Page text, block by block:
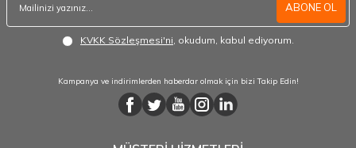
ABONE OL
KVKK Sözleşmesi'ni , okudum, kabul ediyorum.
Kampanya ve indirimlerden haberdar olmak için bizi Takip Edin!